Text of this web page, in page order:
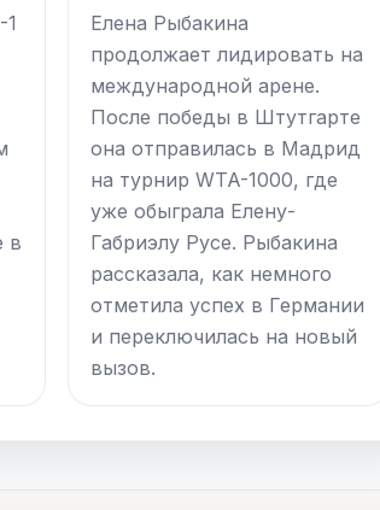
в
Елена Рыбакина
продолжает лидировать на
международной арене.
После победы в Штутгарте
она отправилась в Мадрид
на турнир WTA-1000, где
уже обыграла Елену-
Габриэлу Русе. Рыбакина
рассказала, как немного
отметила успех в Германии
и переключилась на новый
вызов.